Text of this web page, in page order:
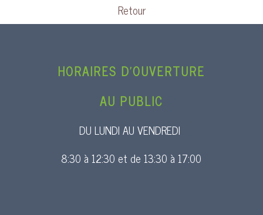
Retour
HORAIRES D’OUVERTURE
AU PUBLIC
DU LUNDI AU VENDREDI
8:30 à 12:30 et de 13:30 à 17:00